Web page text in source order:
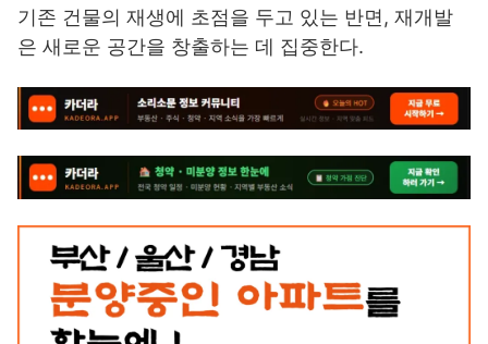
기존 건물의 재생에 초점을 두고 있는 반면, 재개발
은 새로운 공간을 창출하는 데 집중한다.